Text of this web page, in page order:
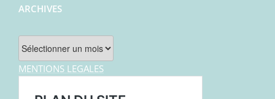
ARCHIVES
Archives
MENTIONS LEGALES